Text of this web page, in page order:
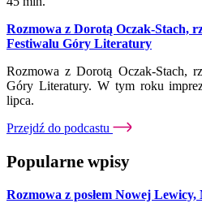
Rozmowa z Dorotą Oczak-Stach,
Festiwalu Góry Literatury
Rozmowa z Dorotą Oczak-Stach,
Góry Literatury. W tym roku
lipca.
Przejdź do podcastu
Popularne wpisy
Rozmowa z posłem Nowej